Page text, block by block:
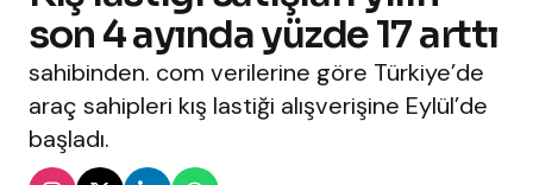
son 4 ayında yüzde 17 arttı
sahibinden. com verilerine göre Türkiye’de
araç sahipleri kış lastiği alışverişine Eylül’de
başladı.